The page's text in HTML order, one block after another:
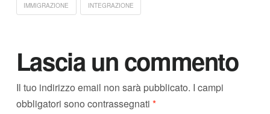
IMMIGRAZIONE INTEGRAZIONE
Lascia un commento
Il tuo indirizzo email non sarà pubblicato. I campi
obbligatori sono contrassegnati *